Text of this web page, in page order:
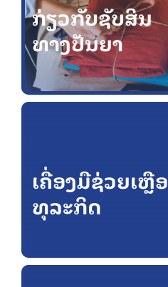
ກ່ຽວກັບຊັບສິນ
ທາງປັນຍາ
ເຄື່ອງມືຊ່ວຍເຫຼືອ
ທຸລະກິດ